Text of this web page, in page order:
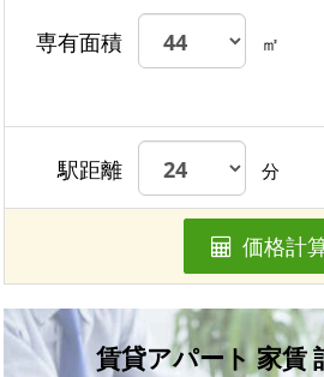
専有面積 ㎡
駅距離 分
価格計
賃貸アパート 家賃